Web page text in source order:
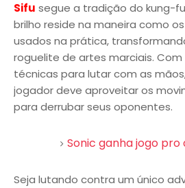
Sifu segue a tradição do kung-
brilho reside na maneira como
usados na prática,
roguelite de artes marciais.
técnicas para lutar com as
jogador deve aproveitar os
para derrubar seus oponentes.
Sonic ganha jogo
Seja lutando contra um único